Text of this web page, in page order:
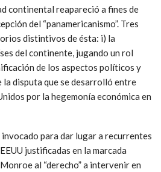
continental reapareció a fines de
del “panamericanismo”. Tres
distintivos de ésta: i) la
del continente, jugando un rol
de los aspectos políticos y
la disputa que se desarrolló entre
por la hegemonía económica en
invocado para dar lugar a recurrentes
justificadas en la marcada
al “derecho” a intervenir en